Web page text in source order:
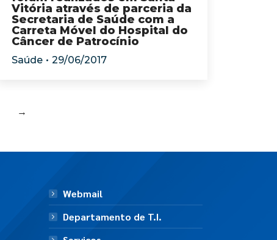
Vitória através de parceria da
Secretaria de Saúde com a
Carreta Móvel do Hospital do
Câncer de Patrocínio
Saúde 29/06/2017
→
Webmail
Departamento de T.I.